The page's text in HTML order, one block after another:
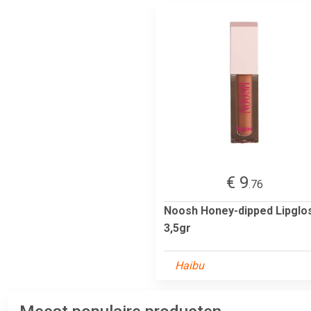
€ 9.76
Noosh Honey-dipped
3,5gr
Haibu